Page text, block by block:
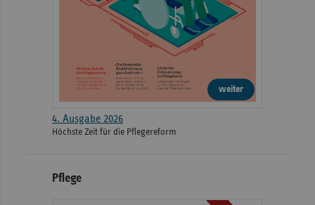
weiter
4. Ausgabe 2026
Höchste Zeit für die Pflegereform
Pflege